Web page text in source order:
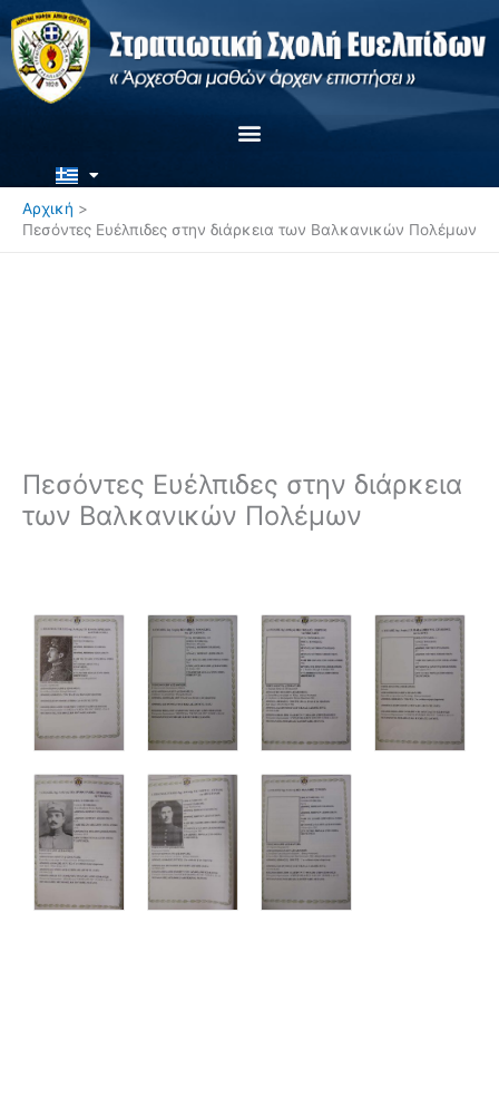
Μετάβαση
στο
περιεχόμενο
Αρχική
Πεσόντες Ευέλπιδες στην διάρκεια των Βαλκανικών Πολέμων
Πεσόντες Ευέλπιδες στην διάρκεια
των Βαλκανικών Πολέμων